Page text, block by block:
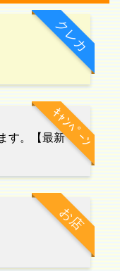
クレカ
ｷｬﾝﾍﾟｰﾝ
す。【最新
お店